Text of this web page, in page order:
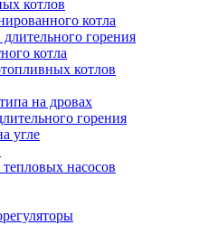
котлов
котла
длительного горения
котла
котлов
на дровах
горения
угле
насосов